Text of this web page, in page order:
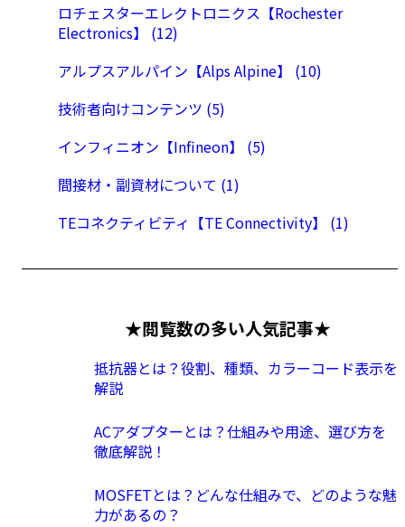
ロチェスターエレクトロニクス【Rochester
Electronics】 (12)
アルプスアルパイン【Alps Alpine】 (10)
技術者向けコンテンツ (5)
インフィニオン【Infineon】 (5)
間接材・副資材について (1)
TEコネクティビティ【TE Connectivity】 (1)
★閲覧数の多い人気記事★
抵抗器とは？役割、種類、カラーコード表示を
解説
ACアダプターとは？仕組みや用途、選び方を
徹底解説！
MOSFETとは？どんな仕組みで、どのような魅
力があるの？